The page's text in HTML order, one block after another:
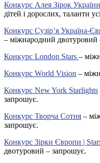
Конкурс Алея Зірок
дітей і дорослих, таланти
Конкурс Сузір’я Україна-
– міжнародний двотуровий
Конкурс London Stars –
Конкурс World Vision –
Конкурс New York Starlights
запрошує.
Конкурс Творча Сотня –
запрошує.
Конкурс Зірки Європи |
двотуровий – запрошує.